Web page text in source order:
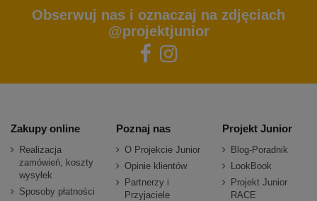
Obserwuj nas i oznaczaj na zdjęciach
@projektjunior
Zakupy online
Realizacja
zamówień, koszty
wysyłek
Sposoby płatności
Poznaj nas
O Projekcie Junior
Opinie klientów
Partnerzy i
Przyjaciele
Projekt Junior
Blog-Poradnik
LookBook
Projekt Junior
RACE